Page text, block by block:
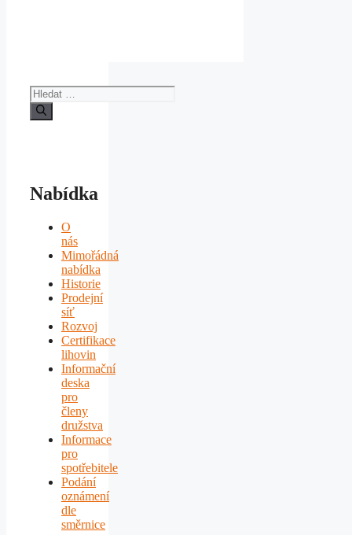
Hledat:
Nabídka
O
nás
Mimořádná
nabídka
Historie
Prodejní
síť
Rozvoj
Certifikace
lihovin
Informační
deska
pro
členy
družstva
Informace
pro
spotřebitele
Podání
oznámení
dle
směrnice